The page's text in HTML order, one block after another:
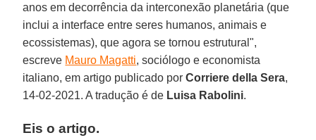
anos em decorrência da interconexão planetária (que
inclui a interface entre seres humanos, animais e
ecossistemas), que agora se tornou estrutural",
escreve Mauro Magatti, sociólogo e economista
italiano, em artigo publicado porCorriere della Sera,
14-02-2021. A tradução é de Luisa Rabolini.
Eis o artigo.